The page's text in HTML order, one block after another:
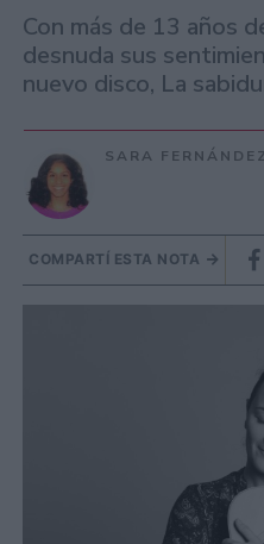
Con más de 13 años
desnuda sus
nuevo disco, La
SARA FERNÁNDEZ
COMPARTÍ ESTA NOTA